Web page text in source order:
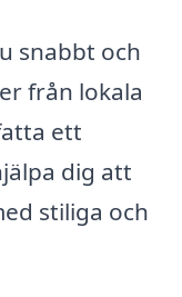
snabbt och
från lokala
ett
dig att
stiliga och